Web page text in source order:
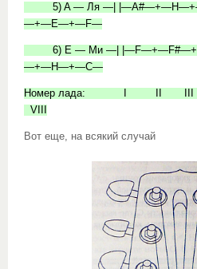
5) A — Ля —|
—+—E—+—F—
6) E — Ми —|
—+—H—+—C—
Номер лада: I II
VIII
Вот еще, на всякий случай